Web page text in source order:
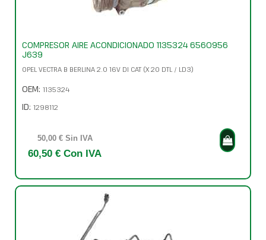
COMPRESOR AIRE ACONDICIONADO 1135324 6560956
J639
OPEL VECTRA B BERLINA 2.0 16V DI CAT (X 20 DTL / LD3)
OEM: 1135324
ID: 1298112
50,00 € Sin IVA
60,50 € Con IVA